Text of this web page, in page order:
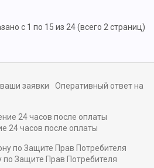
с 1 по 15 из 24 (всего 2 страниц)
Оперативный ответ на
24 часов после оплаты
по Защите Прав Потребителя